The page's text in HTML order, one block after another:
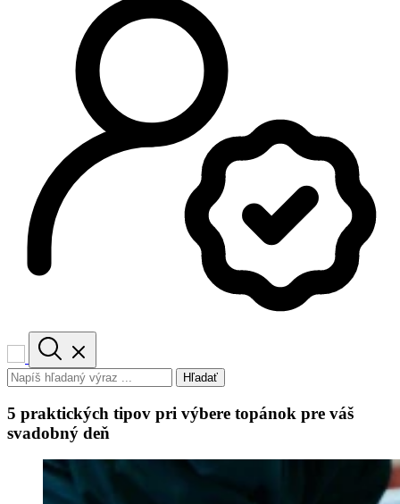
Hľadať
5 praktických tipov pri výbere topánok pre váš
svadobný deň